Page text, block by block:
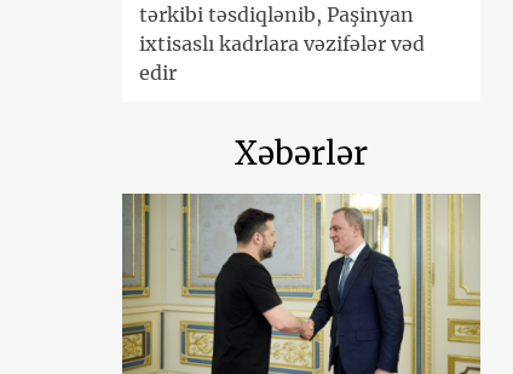
tərkibi təsdiqlənib, Paşinyan
ixtisaslı kadrlara vəzifələr vəd
edir
Xəbərlər